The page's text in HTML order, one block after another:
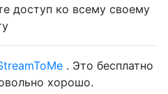
доступ ко всему своему
. Это бесплатно
хорошо.